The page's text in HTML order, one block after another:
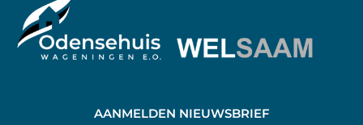
AANMELDEN NIEUWSBRIEF